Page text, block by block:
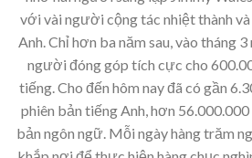
với vài người cộng tác nhiệt thành
Anh. Chỉ hơn ba năm sau, vào tháng
người đóng góp tích cực cho
tiếng. Cho đến hôm nay đã có gần
phiên bản tiếng Anh, hơn
bản ngôn ngữ. Mỗi ngày hàng trăm